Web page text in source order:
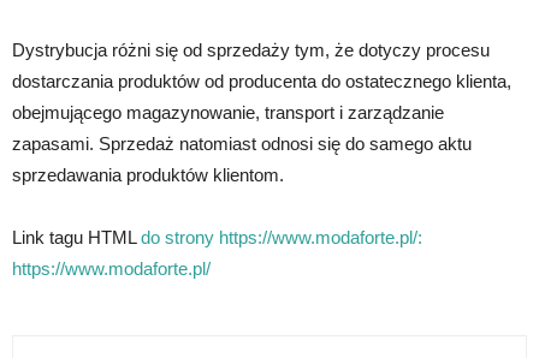
Dystrybucja różni się od sprzedaży tym, że dotyczy procesu
dostarczania produktów od producenta do ostatecznego klienta,
obejmującego magazynowanie, transport i zarządzanie
zapasami. Sprzedaż natomiast odnosi się do samego aktu
sprzedawania produktów klientom.
Link tagu HTMLdo strony https://www.modaforte.pl/:
https://www.modaforte.pl/